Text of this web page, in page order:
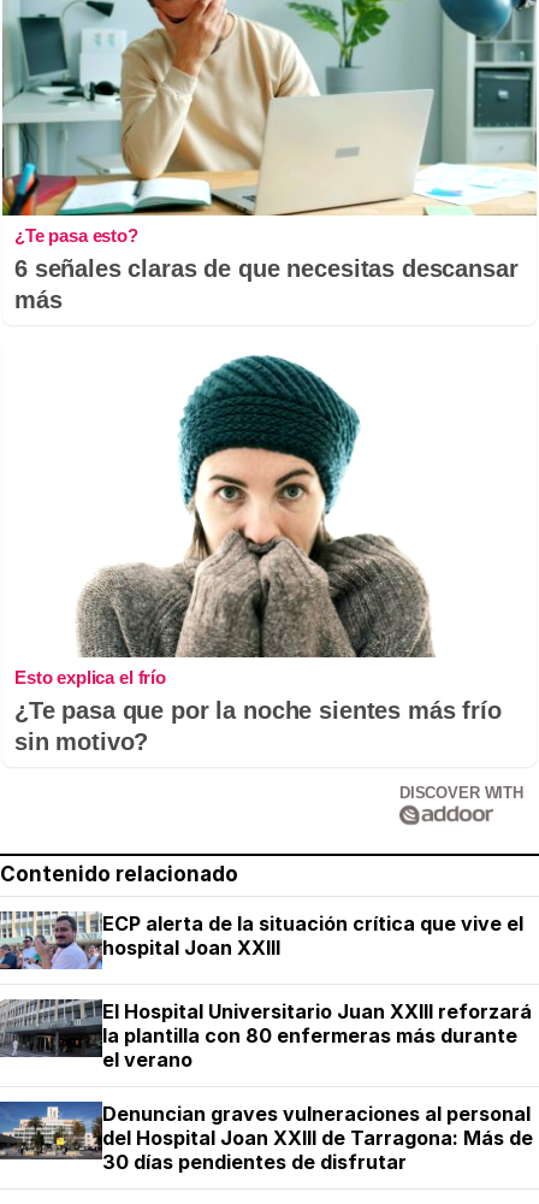
¿Te pasa esto?
6 señales claras de que necesitas descansar
más
Esto explica el frío
¿Te pasa que por la noche sientes más frío
sin motivo?
DISCOVER WITH
Contenido relacionado
ECP alerta de la situación crítica que vive el
hospital Joan XXIII
El Hospital Universitario Juan XXIII reforzará
la plantilla con 80 enfermeras más durante
el verano
Denuncian graves vulneraciones al personal
del Hospital Joan XXIII de Tarragona: Más de
30 días pendientes de disfrutar